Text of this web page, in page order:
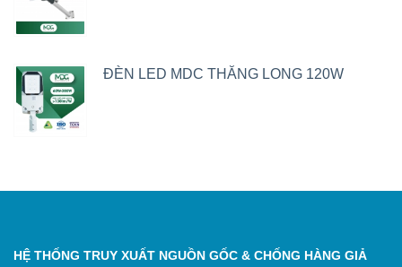
ĐÈN LED MDC THĂNG LONG 120W
HỆ THỐNG TRUY XUẤT NGUỒN GỐC & CHỐNG HÀNG GIẢ